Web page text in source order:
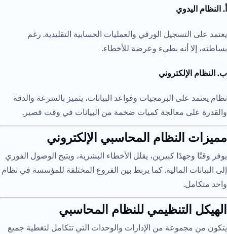
أ. النظام اليدوي
يعتمد على التسجيل الورقي والعمليات الحسابية التقليدية. رغم
بساطته، إلا أنه بطيء وعرضة للأخطاء.
ب. النظام الإلكتروني
نظام يعتمد على البرمجيات وقواعد البيانات، يتميز بالسرعة والدقة
والقدرة على معالجة كميات ضخمة من البيانات في وقت قصير.
مميزات النظام المحاسبي الإلكتروني
يوفر وقتًا وجهدًا كبيرين، يقلل الأخطاء البشرية، ويتيح الوصول الفوري
إلى البيانات المالية. كما يربط بين الفروع المختلفة للمؤسسة في نظام
واحد متكامل.
الهيكل التنظيمي للنظام المحاسبي
يتكون من مجموعة من الإدارات والوحدات التي تتكامل لتغطية جميع